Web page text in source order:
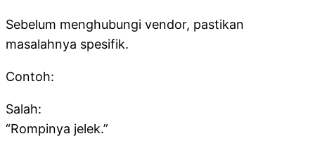
Sebelum menghubungi vendor, pastikan
masalahnya spesifik.
Contoh:
Salah:
“Rompinya jelek.”